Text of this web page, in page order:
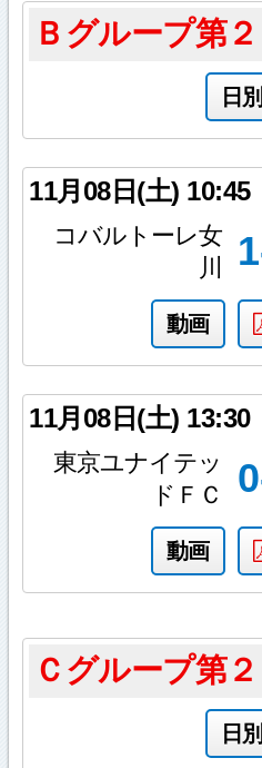
Ｂグループ第２
日
11月08日(土) 10:45
コバルトーレ女
川
動画
11月08日(土) 13:30
東京ユナイテッ
ドＦＣ
動画
Ｃグループ第２
日